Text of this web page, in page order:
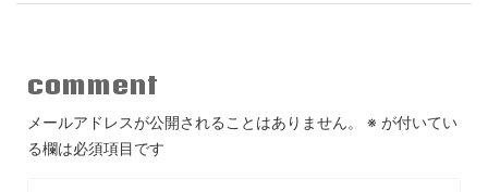
comment
メールアドレスが公開されることはありません。 ※ が付いてい
る欄は必須項目です